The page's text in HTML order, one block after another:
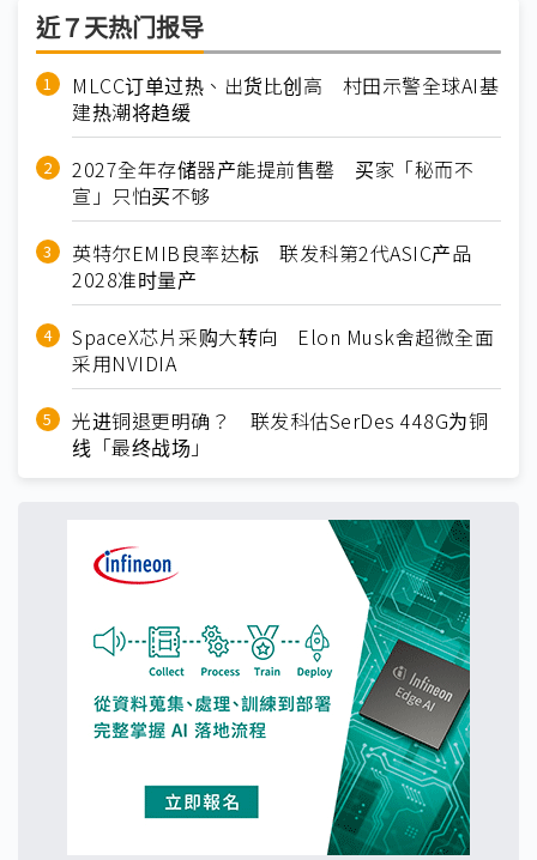
近７天热门报导
MLCC订单过热、出货比创高 村田示警全球AI基
建热潮将趋缓
2027全年存储器产能提前售罄 买家「秘而不
宣」只怕买不够
英特尔EMIB良率达标 联发科第2代ASIC产品
2028准时量产
SpaceX芯片采购大转向 Elon Musk舍超微全面
采用NVIDIA
光进铜退更明确？ 联发科估SerDes 448G为铜
线「最终战场」